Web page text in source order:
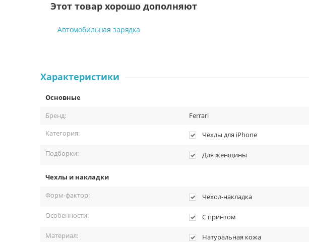
Этот товар хорошо дополняют
Автомобильная зарядка
Характеристики
Основные
Бренд:
Ferrari
Категория:
Чехлы для iPhone
Подборки: Для женщины
Чехлы и накладки
Форм-фактор:
Чехол-накладка
Особенности: С принтом
Материал:
Натуральная кожа